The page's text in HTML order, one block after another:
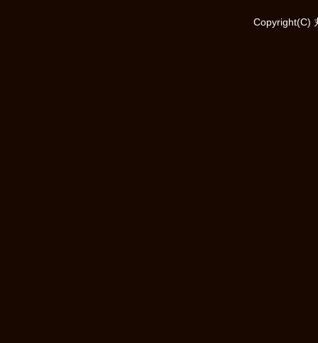
Copyright(C)